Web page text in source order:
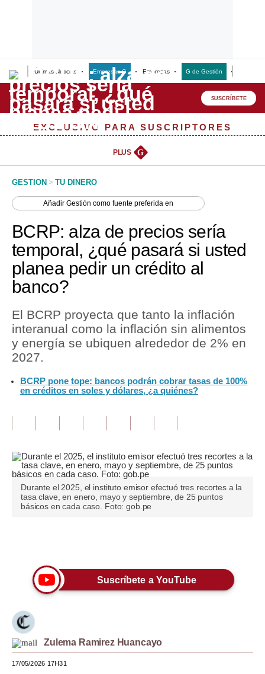
Últimas Noticias Empresas G Empresas G de Gestión
Lo último
Peru Quiosco
Management & Empleo
Perú
Política
Tu Dinero
Finanzas Personales
Inmobiliarias
Plus G
Opinión
Pregunta de hoy
Blogs
Tendencias
Lujo
Estilos
EEUU
México
España
SUSCRÍBETE
EXCLUSIVO PARA SUSCRIPTORES
PLUS G
GESTION > TU DINERO
AñadirGestión como fuente preferida en
BCRP: alza de precios sería
temporal, ¿qué pasará si usted
planea pedir un crédito al
banco?
El BCRP proyecta que tanto la inflación
interanual como la inflación sin alimentos
y energía se ubiquen alrededor de 2% en
2027.
BCRP pone tope: bancos podrán cobrar tasas de 100%
en créditos en soles y dólares, ¿a quiénes?
Durante el 2025, el instituto emisor efectuó tres recortes a la
tasa clave, en enero, mayo y septiembre, de 25 puntos
básicos en cada caso. Foto: gob.pe
Suscríbete a YouTube
Zulema Ramirez Huancayo
17/05/2026 17H31